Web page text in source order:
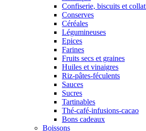
Confiserie, biscuits et
Conserves
Céréales
Légumineuses
Epices
Farines
Fruits secs et graines
Huiles et vinaigres
Riz-pâtes-féculents
Sauces
Sucres
Tartinables
Thé-café-infusions-cacao
Bons cadeaux
Boissons